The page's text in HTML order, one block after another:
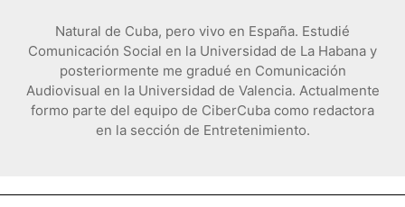
Natural de Cuba, pero vivo en España. Estudié
Comunicación Social en la Universidad de La Habana y
posteriormente me gradué en Comunicación
Audiovisual en la Universidad de Valencia. Actualmente
formo parte del equipo de CiberCuba como redactora
en la sección de Entretenimiento.